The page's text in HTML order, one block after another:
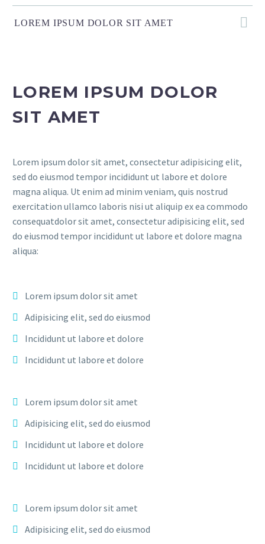
LOREM IPSUM DOLOR SIT AMET
LOREM IPSUM DOLOR
SIT AMET
Lorem ipsum dolor sit amet, consectetur adipisicing elit,
sed do eiusmod tempor incididunt ut labore et dolore
magna aliqua. Ut enim ad minim veniam, quis nostrud
exercitation ullamco laboris nisi ut aliquip ex ea commodo
consequatdolor sit amet, consectetur adipisicing elit, sed
do eiusmod tempor incididunt ut labore et dolore magna
aliqua:
Lorem ipsum dolor sit amet
Adipisicing elit, sed do eiusmod
Incididunt ut labore et dolore
Incididunt ut labore et dolore
Lorem ipsum dolor sit amet
Adipisicing elit, sed do eiusmod
Incididunt ut labore et dolore
Incididunt ut labore et dolore
Lorem ipsum dolor sit amet
Adipisicing elit, sed do eiusmod